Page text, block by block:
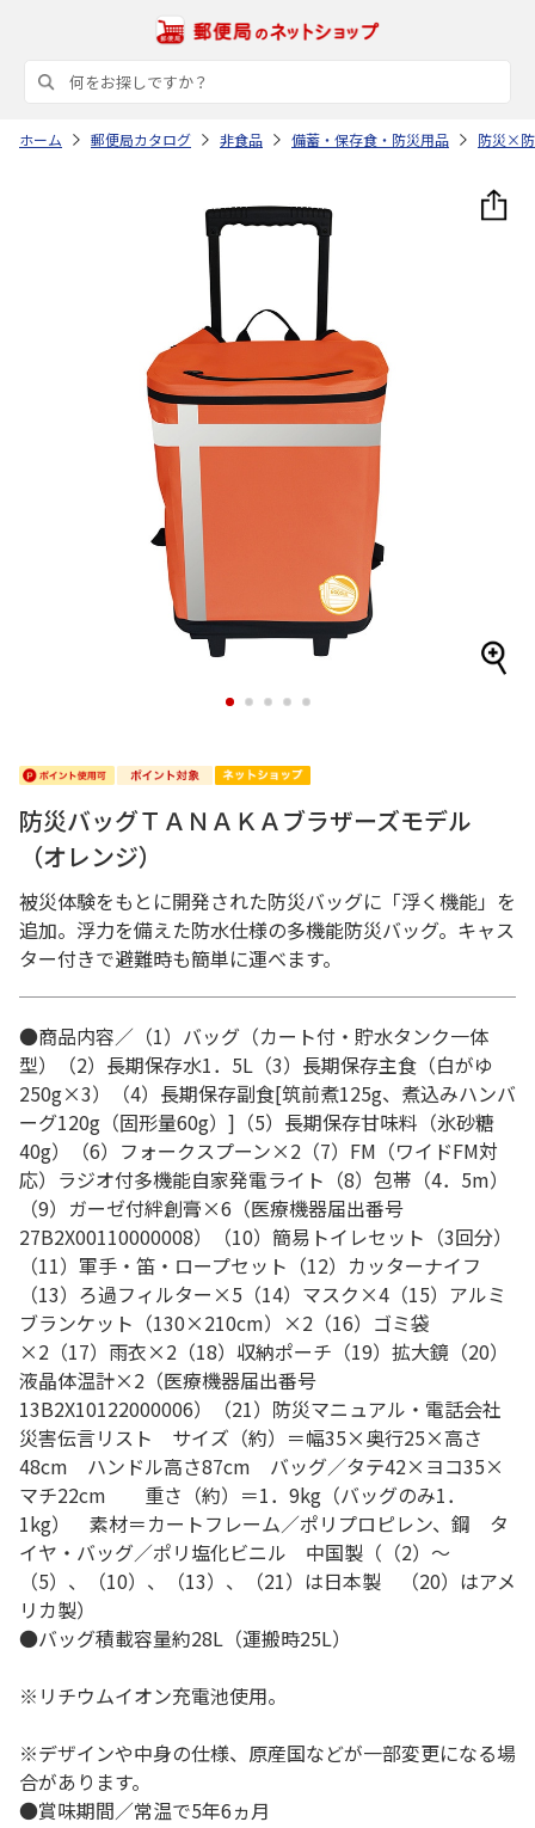
ホーム 郵便局カタログ 非食品 備蓄・保存食・防災用品 防災×防
1 2 3 4 5
防災バッグＴＡＮＡＫＡブラザーズモデル
（オレンジ）
被災体験をもとに開発された防災バッグに「浮く機能」を
追加。浮力を備えた防水仕様の多機能防災バッグ。キャス
ター付きで避難時も簡単に運べます。
●商品内容／（1）バッグ（カート付・貯水タンク一体
型）（2）長期保存水1．5L（3）長期保存主食（白がゆ
250g×3）（4）長期保存副食[筑前煮125g、煮込みハンバ
ーグ120g（固形量60g）]（5）長期保存甘味料（氷砂糖
40g）（6）フォークスプーン×2（7）FM（ワイドFM対
応）ラジオ付多機能自家発電ライト（8）包帯（4．5m）
（9）ガーゼ付絆創膏×6（医療機器届出番号
27B2X00110000008）（10）簡易トイレセット（3回分）
（11）軍手・笛・ロープセット（12）カッターナイフ
（13）ろ過フィルター×5（14）マスク×4（15）アルミ
ブランケット（130×210cm）×2（16）ゴミ袋
×2（17）雨衣×2（18）収納ポーチ（19）拡大鏡（20）
液晶体温計×2（医療機器届出番号
13B2X10122000006）（21）防災マニュアル・電話会社
災害伝言リスト サイズ（約）＝幅35×奥行25×高さ
48cm ハンドル高さ87cm バッグ／タテ42×ヨコ35×
マチ22cm 重さ（約）＝1．9kg（バッグのみ1．
1kg） 素材＝カートフレーム／ポリプロピレン、鋼 タ
イヤ・バッグ／ポリ塩化ビニル 中国製（（2）～
（5）、（10）、（13）、（21）は日本製 （20）はアメ
リカ製）
●バッグ積載容量約28L（運搬時25L）
※リチウムイオン充電池使用。
※デザインや中身の仕様、原産国などが一部変更になる場
合があります。
●賞味期間／常温で5年6ヵ月